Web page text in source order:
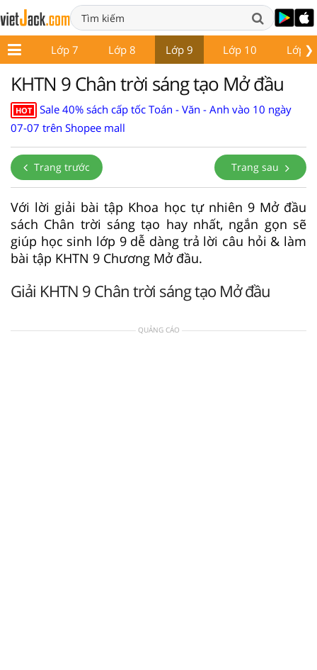
❯
6 Lớp 7 Lớp 8 Lớp 9 Lớp 10 Lớp
KHTN 9 Chân trời sáng tạo Mở đầu
HOT
Sale 40% sách cấp tốc Toán - Văn - Anh vào 10 ngày
07-07 trên Shopee mall
Trang trước Trang sau
Với lời giải bài tập Khoa học tự nhiên 9 Mở đầu
sách Chân trời sáng tạo hay nhất, ngắn gọn sẽ
giúp học sinh lớp 9 dễ dàng trả lời câu hỏi & làm
bài tập KHTN 9 Chương Mở đầu.
Giải KHTN 9 Chân trời sáng tạo Mở đầu
QUẢNG CÁO